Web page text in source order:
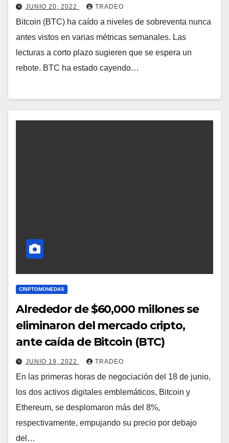
JUNIO 20, 2022 TRADEO
Bitcoin (BTC) ha caído a niveles de sobreventa nunca
antes vistos en varias métricas semanales. Las
lecturas a corto plazo sugieren que se espera un
rebote. BTC ha estado cayendo…
CRIPTOMONEDAS
Alrededor de $60,000 millones se
eliminaron del mercado cripto,
ante caída de Bitcoin (BTC)
JUNIO 19, 2022 TRADEO
En las primeras horas de negociación del 18 de junio,
los dos activos digitales emblemáticos, Bitcoin y
Ethereum, se desplomaron más del 8%,
respectivamente, empujando su precio por debajo
del…